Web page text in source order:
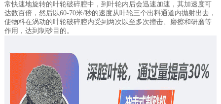
常快速地旋转的叶轮破碎腔中，到叶轮内后会迅速加速，其加速度可
达数百倍，然后以60-70米/秒的速度从叶轮三个出料通道内抛射出去，
使物料在涡动的叶轮破碎腔内受到两次以至多次撞击、磨擦和研磨等
作用，达到制砂目的。